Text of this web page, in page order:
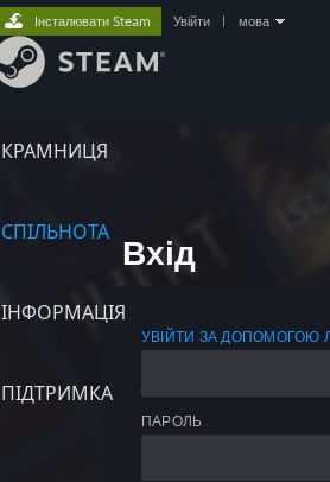
КРАМНИЦЯ
СПІЛЬНОТА
ІНФОРМАЦІЯ
ПІДТРИМКА
Інсталювати Steam Увійти мова
Вхід
УВІЙТИ ЗА ДОПОМОГОЮ
ПАРОЛЬ